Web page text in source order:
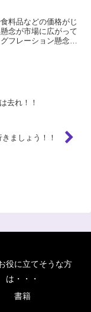
料品などの価格がじ
念が市場に広がって
フレーション懸念で
去れ！！
ましょう！！
役に立てそうな方
は・・・
書籍